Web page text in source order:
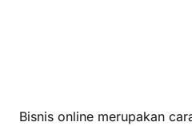
Bisnis online merupakan